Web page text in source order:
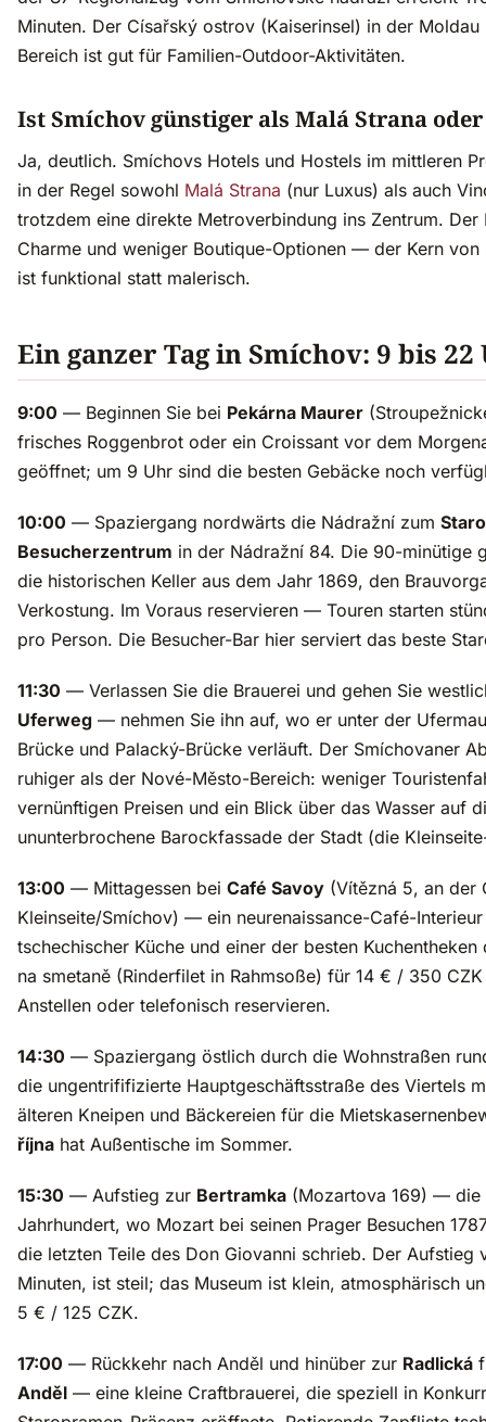
Minuten. Der Císařský ostrov (Kaiserinsel) in der
Bereich ist gut für Familien-Outdoor-Aktivitäten.
Ist Smíchov günstiger als Malá Strana
Ja, deutlich. Smíchovs Hotels und Hostels im mittleren
in der Regel sowohl Malá Strana (nur Luxus) als auch
trotzdem eine direkte Metroverbindung ins Zentrum.
Charme und weniger Boutique-Optionen — der Kern
ist funktional statt malerisch.
Ein ganzer Tag in Smíchov: 9 bis 22
9:00 — Beginnen Sie bei Pekárna Maurer
frisches Roggenbrot oder ein Croissant vor dem
geöffnet; um 9 Uhr sind die besten Gebäcke noch
10:00 — Spaziergang nordwärts die Nádražní zum
Besucherzentrum in der Nádražní 84. Die 90-minütige
die historischen Keller aus dem Jahr 1869, den
Verkostung. Im Voraus reservieren — Touren starten
pro Person. Die Besucher-Bar hier serviert das beste
11:30 — Verlassen Sie die Brauerei und gehen Sie
Uferweg — nehmen Sie ihn auf, wo er unter der
Brücke und Palacký-Brücke verläuft. Der Smíchovaner
ruhiger als der Nové-Město-Bereich: weniger
vernünftigen Preisen und ein Blick über das Wasser auf
ununterbrochene Barockfassade der Stadt (die
13:00 — Mittagessen bei Café Savoy (Vítězná 5, an der
Kleinseite/Smíchov) — ein neurenaissance-Café-
tschechischer Küche und einer der besten
na smetaně (Rinderfilet in Rahmsoße) für 14 € / 350
Anstellen oder telefonisch reservieren.
14:30 — Spaziergang östlich durch die Wohnstraßen
die ungentrififizierte Hauptgeschäftsstraße des Viertels
älteren Kneipen und Bäckereien für die
října hat Außentische im Sommer.
15:30 — Aufstieg zur Bertramka (Mozartova 169) — die
Jahrhundert, wo Mozart bei seinen Prager Besuchen
die letzten Teile des Don Giovanni schrieb. Der Aufstieg
Minuten, ist steil; das Museum ist klein, atmosphärisch
5 € / 125 CZK.
17:00 — Rückkehr nach Anděl und hinüber zur Radlická
Anděl — eine kleine Craftbrauerei, die speziell in